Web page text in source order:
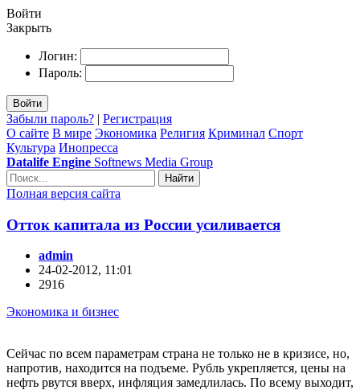
Войти
Закрыть
Логин:
Пароль:
Войти
Забыли пароль? | Регистрация
О сайте В мире Экономика Религия Криминал Спорт
Культура Инопресса
Datalife Engine Softnews Media Group
Найти
Полная версия сайта
Отток капитала из России усиливается
admin
24-02-2012, 11:01
2916
Экономика и бизнес
Сейчас по всем параметрам страна не только не в кризисе, но,
напротив, находится на подъеме. Рубль укрепляется, цены на
нефть рвутся вверх, инфляция замедлилась. По всему выходит,